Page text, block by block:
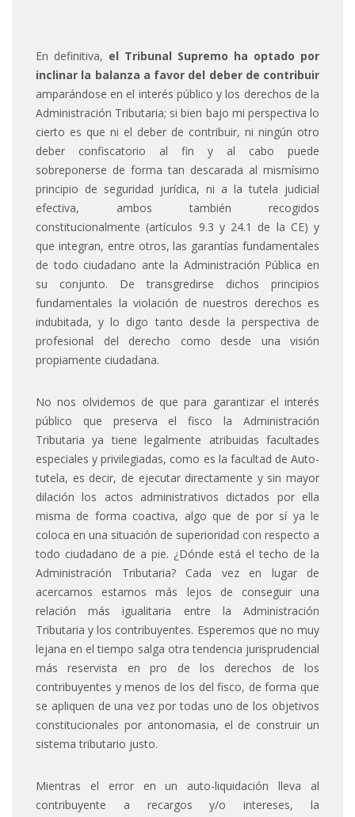
En definitiva, el Tribunal Supremo ha optado por
inclinar la balanza a favor del deber de contribuir
amparándose en el interés público y los derechos de la
Administración Tributaria; si bien bajo mi perspectiva lo
cierto es que ni el deber de contribuir, ni ningún otro
deber confiscatorio al fin y al cabo puede
sobreponerse de forma tan descarada al mismísimo
principio de seguridad jurídica, ni a la tutela judicial
efectiva, ambos también recogidos
constitucionalmente (artículos 9.3 y 24.1 de la CE) y
que integran, entre otros, las garantías fundamentales
de todo ciudadano ante la Administración Pública en
su conjunto. De transgredirse dichos principios
fundamentales la violación de nuestros derechos es
indubitada, y lo digo tanto desde la perspectiva de
profesional del derecho como desde una visión
propiamente ciudadana.
No nos olvidemos de que para garantizar el interés
público que preserva el fisco la Administración
Tributaria ya tiene legalmente atribuidas facultades
especiales y privilegiadas, como es la facultad de Auto-
tutela, es decir, de ejecutar directamente y sin mayor
dilación los actos administrativos dictados por ella
misma de forma coactiva, algo que de por sí ya le
coloca en una situación de superioridad con respecto a
todo ciudadano de a pie. ¿Dónde está el techo de la
Administración Tributaria? Cada vez en lugar de
acercarnos estamos más lejos de conseguir una
relación más igualitaria entre la Administración
Tributaria y los contribuyentes. Esperemos que no muy
lejana en el tiempo salga otra tendencia jurisprudencial
más reservista en pro de los derechos de los
contribuyentes y menos de los del fisco, de forma que
se apliquen de una vez por todas uno de los objetivos
constitucionales por antonomasia, el de construir un
sistema tributario justo.
Mientras el error en un auto-liquidación lleva al
contribuyente a recargos y/o intereses, la